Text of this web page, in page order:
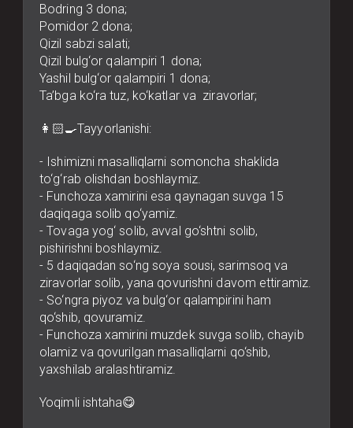
Bodring 3 dona;
Pomidor 2 dona;
Qizil sabzi salati;
Qizil bulg‘or qalampiri 1 dona;
Yashil bulg‘or qalampiri 1 dona;
Ta’bga ko‘ra tuz, ko‘katlar va ziravorlar;
👩🏻‍🍳Tayyorlanishi:
- Ishimizni masalliqlarni somoncha shaklida
to‘g‘rab olishdan boshlaymiz.
- Funchoza xamirini esa qaynagan suvga 15
daqiqaga solib qo‘yamiz.
- Tovaga yog‘ solib, avval go‘shtni solib,
pishirishni boshlaymiz.
- 5 daqiqadan so‘ng soya sousi, sarimsoq va
ziravorlar solib, yana qovurishni davom ettiramiz.
- So‘ngra piyoz va bulg‘or qalampirini ham
qo‘shib, qovuramiz.
- Funchoza xamirini muzdek suvga solib, chayib
olamiz va qovurilgan masalliqlarni qo‘shib,
yaxshilab aralashtiramiz.
Yoqimli ishtaha😋